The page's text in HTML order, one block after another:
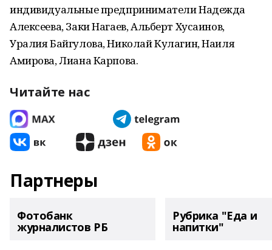
индивидуальные предприниматели Надежда
Алексеева, Заки Нагаев, Альберт Хусаинов,
Уралия Байгулова, Николай Кулагин, Наиля
Амирова, Лиана Карпова.
Читайте нас
Партнеры
Фотобанк
журналистов РБ
Рубрика "Еда и
напитки"